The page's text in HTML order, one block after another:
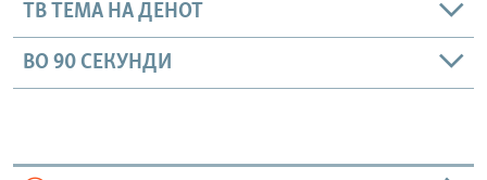
ТВ ТЕМА НА ДЕНОТ
ВО 90 СЕКУНДИ